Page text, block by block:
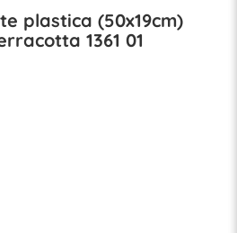
plastica (50x19cm)
1361 01